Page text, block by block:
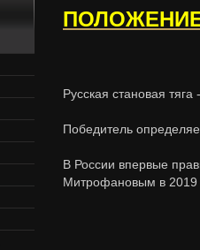
Русская становая
Победитель
В России впервые
Митрофановым в 2019